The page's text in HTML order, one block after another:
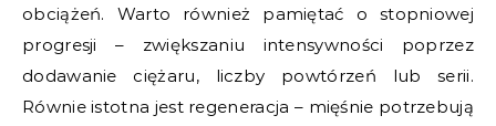
obciążeń. Warto również pamiętać o stopniowej
progresji – zwiększaniu intensywności poprzez
dodawanie ciężaru, liczby powtórzeń lub serii.
Równie istotna jest regeneracja – mięśnie potrzebują